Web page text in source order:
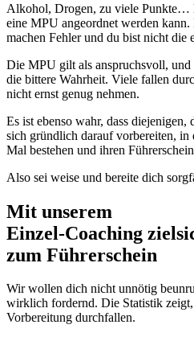
Alkohol, Drogen, zu viele Punkte…
eine MPU angeordnet werden
machen Fehler und du bist nicht die
Die MPU gilt als anspruchsvoll, und
die bittere Wahrheit. Viele fallen
nicht ernst genug nehmen.
Es ist ebenso wahr, dass
sich gründlich darauf vorbereiten, in
Mal bestehen und ihren
Also sei weise und bereite dich
Mit unserem
Einzel-Coaching
zum Führerschein
Wir wollen dich nicht unnötig
wirklich fordernd. Die Statistik
Vorbereitung durchfallen.